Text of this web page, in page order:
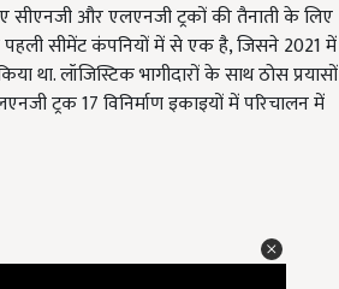
सीएनजी और एलएनजी ट्रकों की तैनाती के लिए
पहली सीमेंट कंपनियों में से एक है, जिसने 2021 में
था. लॉजिस्टिक भागीदारों के साथ ठोस प्रयासों
ट्रक 17 विनिर्माण इकाइयों में परिचालन में